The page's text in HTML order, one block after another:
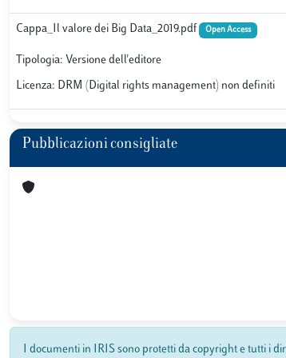
Cappa_Il valore dei Big Data_2019.pdf Open Access
Tipologia: Versione dell'editore
Licenza: DRM (Digital rights management) non definiti
Pubblicazioni consigliate
I documenti in IRIS sono protetti da copyright e tutti i